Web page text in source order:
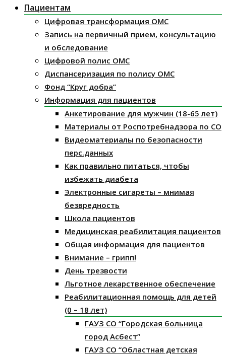
Пациентам
Цифровая трансформация ОМС
Запись на первичный прием, консультацию
и обследование
Цифровой полис ОМС
Диспансеризация по полису ОМС
Фонд “Круг добра”
Информация для пациентов
Анкетирование для мужчин (18-65 лет)
Материалы от Роспотребнадзора по СО
Видеоматериалы по безопасности
перс.данных
Как правильно питаться, чтобы
избежать диабета
Электронные сигареты – мнимая
безвредность
Школа пациентов
Медицинская реабилитация пациентов
Общая информация для пациентов
Внимание – грипп!
День трезвости
Льготное лекарственное обеспечение
Реабилитационная помощь для детей
(0 – 18 лет)
ГАУЗ СО “Городская больница
город Асбест”
ГАУЗ СО “Областная детская